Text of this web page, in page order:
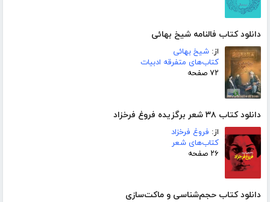
دانلود کتاب فالنامه شیخ بهائی
از: شیخ بهائی
کتاب‌های متفرقه ادبیات
۷۲ صفحه
دانلود کتاب ۳۸ شعر برگزیده فروغ فرخزاد
از: فروغ فرخزاد
کتاب‌های شعر
۲۶ صفحه
دانلود کتاب حجم‌شناسی و ماکت‌سازی